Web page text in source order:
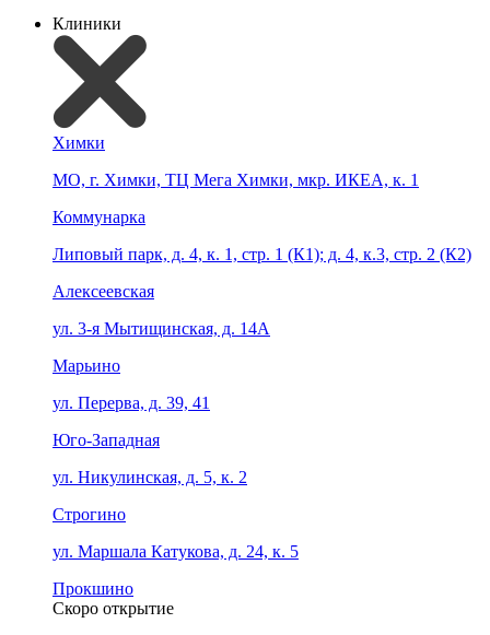
Клиники
Химки
МО, г. Химки, ТЦ Мега Химки, мкр. ИКЕА, к. 1
Коммунарка
Липовый парк, д. 4, к. 1, стр. 1 (К1); д. 4, к.3, стр. 2 (К2)
Алексеевская
ул. 3-я Мытищинская, д. 14А
Марьино
ул. Перерва, д. 39, 41
Юго-Западная
ул. Никулинская, д. 5, к. 2
Строгино
ул. Маршала Катукова, д. 24, к. 5
Прокшино
Скоро открытие